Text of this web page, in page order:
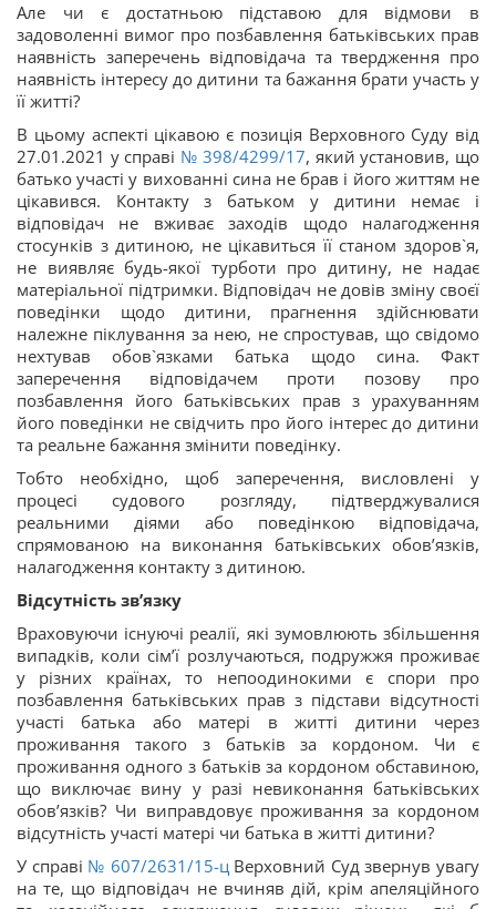
Але чи є достатньою підставою для відмови в
задоволенні вимог про позбавлення батьківських прав
наявність заперечень відповідача та твердження про
наявність інтересу до дитини та бажання брати участь у
її житті?
В цьому аспекті цікавою є позиція Верховного Суду від
27.01.2021 у справі № 398/4299/17, який установив, що
батько участі у вихованні сина не брав і його життям не
цікавився. Контакту з батьком у дитини немає і
відповідач не вживає заходів щодо налагодження
стосунків з дитиною, не цікавиться її станом здоров`я,
не виявляє будь-якої турботи про дитину, не надає
матеріальної підтримки. Відповідач не довів зміну своєї
поведінки щодо дитини, прагнення здійснювати
належне піклування за нею, не спростував, що свідомо
нехтував обов`язками батька щодо сина. Факт
заперечення відповідачем проти позову про
позбавлення його батьківських прав з урахуванням
його поведінки не свідчить про його інтерес до дитини
та реальне бажання змінити поведінку.
Тобто необхідно, щоб заперечення, висловлені у
процесі судового розгляду, підтверджувалися
реальними діями або поведінкою відповідача,
спрямованою на виконання батьківських обов’язків,
налагодження контакту з дитиною.
Відсутність звʼязку
Враховуючи існуючі реалії, які зумовлюють збільшення
випадків, коли сім’ї розлучаються, подружжя проживає
у різних країнах, то непоодинокими є спори про
позбавлення батьківських прав з підстави відсутності
участі батька або матері в житті дитини через
проживання такого з батьків за кордоном. Чи є
проживання одного з батьків за кордоном обставиною,
що виключає вину у разі невиконання батьківських
обов’язків? Чи виправдовує проживання за кордоном
відсутність участі матері чи батька в житті дитини?
У справі № 607/2631/15-цВерховний Суд звернув увагу
на те, що відповідач не вчиняв дій, крім апеляційного